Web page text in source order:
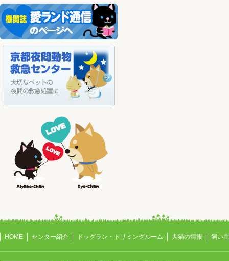
HOME センター紹介 ドッグラン・トリミングルーム 犬猫の情報 飼い